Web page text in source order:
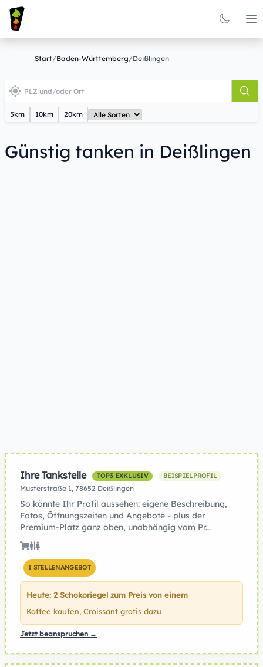
Start/Baden-Württemberg/Deißlingen
5km 10km 20km
Günstig tanken in Deißlingen
Ihre Tankstelle TOP3 EXKLUSIV BEISPIELPROFIL
Musterstraße 1, 78652 Deißlingen
So könnte Ihr Profil aussehen: eigene Beschreibung,
Fotos, Öffnungszeiten und Angebote - plus der
Premium-Platz ganz oben, unabhängig vom Pr...
1 STELLENANGEBOT
Heute: 2 Schokoriegel zum Preis von einem
Kaffee kaufen, Croissant gratis dazu
Jetzt beanspruchen →